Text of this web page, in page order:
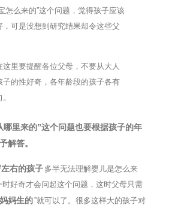
怎么来的”这个问题，觉得孩子应该
，可是没想到研究结果却令这些父
这里要提醒各位父母，不要从大人
子的性好奇，各年龄段的孩子各有
哪里来的”这个问题也要根据孩子的年
解答。
右的孩子多半无法理解婴儿是怎么来
好奇才会问起这个问题，这时父母只需
妈生的”就可以了。很多这样大的孩子对